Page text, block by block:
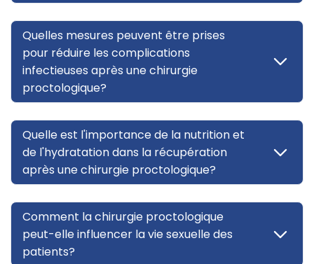
Quelles mesures peuvent être prises
pour réduire les complications
infectieuses après une chirurgie
proctologique?
Quelle est l'importance de la nutrition et
de l'hydratation dans la récupération
après une chirurgie proctologique?
Comment la chirurgie proctologique
peut-elle influencer la vie sexuelle des
patients?